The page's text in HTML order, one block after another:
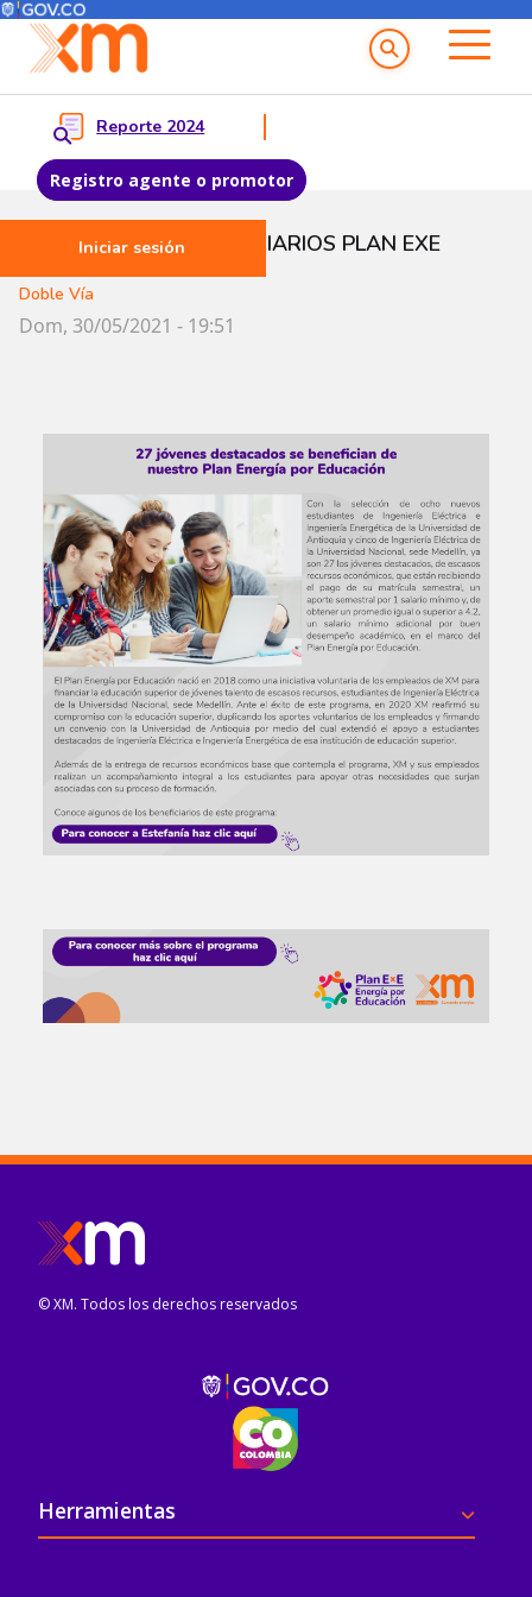
Pasar al contenido principal
Menú del Usuario
Reporte 2024
Registro agente o promotor
Iniciar sesión
Menu principal
27 JÓVENES BENEFICIARIOS PLAN EXE
Doble Vía
Dom, 30/05/2021 - 19:51
© XM. Todos los derechos reservados
Pie de página
Herramientas